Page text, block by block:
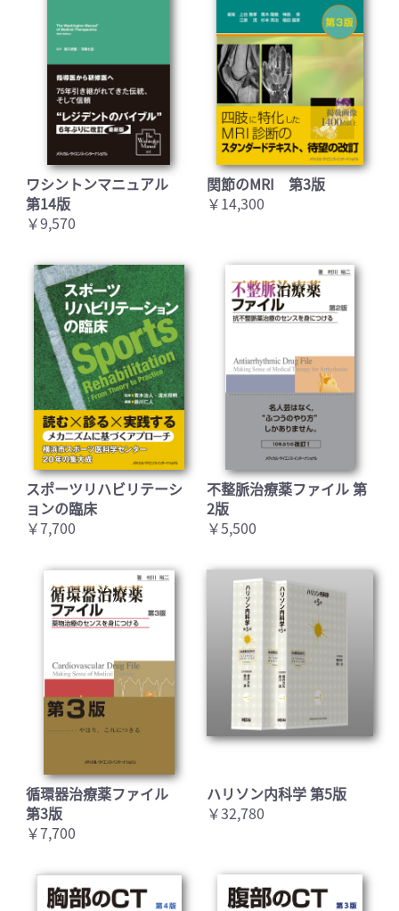
ワシントンマニュアル
第14版
￥9,570
関節のMRI 第3版
￥14,300
スポーツリハビリテーシ
ョンの臨床
￥7,700
不整脈治療薬ファイル 第
2版
￥5,500
循環器治療薬ファイル
第3版
￥7,700
ハリソン内科学 第5版
￥32,780